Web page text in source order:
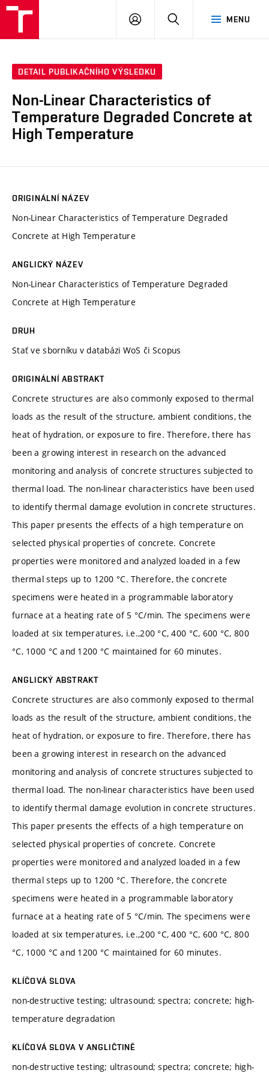
MENU
PŘIHLÁSIT
DETAIL PUBLIKAČNÍHO VÝSLEDKU
Non-Linear Characteristics of
Temperature Degraded Concrete at
High Temperature
ORIGINÁLNÍ NÁZEV
Non-Linear Characteristics of Temperature Degraded
Concrete at High Temperature
ANGLICKÝ NÁZEV
Non-Linear Characteristics of Temperature Degraded
Concrete at High Temperature
DRUH
Stať ve sborníku v databázi WoS či Scopus
ORIGINÁLNÍ ABSTRAKT
Concrete structures are also commonly exposed to thermal
loads as the result of the structure, ambient conditions, the
heat of hydration, or exposure to fire. Therefore, there has
been a growing interest in research on the advanced
monitoring and analysis of concrete structures subjected to
thermal load. The non-linear characteristics have been used
to identify thermal damage evolution in concrete structures.
This paper presents the effects of a high temperature on
selected physical properties of concrete. Concrete
properties were monitored and analyzed loaded in a few
thermal steps up to 1200 °C. Therefore, the concrete
specimens were heated in a programmable laboratory
furnace at a heating rate of 5 °C/min. The specimens were
loaded at six temperatures, i.e.,200 °C, 400 °C, 600 °C, 800
°C, 1000 °C and 1200 °C maintained for 60 minutes.
ANGLICKÝ ABSTRAKT
Concrete structures are also commonly exposed to thermal
loads as the result of the structure, ambient conditions, the
heat of hydration, or exposure to fire. Therefore, there has
been a growing interest in research on the advanced
monitoring and analysis of concrete structures subjected to
thermal load. The non-linear characteristics have been used
to identify thermal damage evolution in concrete structures.
This paper presents the effects of a high temperature on
selected physical properties of concrete. Concrete
properties were monitored and analyzed loaded in a few
thermal steps up to 1200 °C. Therefore, the concrete
specimens were heated in a programmable laboratory
furnace at a heating rate of 5 °C/min. The specimens were
loaded at six temperatures, i.e.,200 °C, 400 °C, 600 °C, 800
°C, 1000 °C and 1200 °C maintained for 60 minutes.
KLÍČOVÁ SLOVA
non-destructive testing; ultrasound; spectra; concrete; high-
temperature degradation
KLÍČOVÁ SLOVA V ANGLIČTINĚ
non-destructive testing; ultrasound; spectra; concrete; high-